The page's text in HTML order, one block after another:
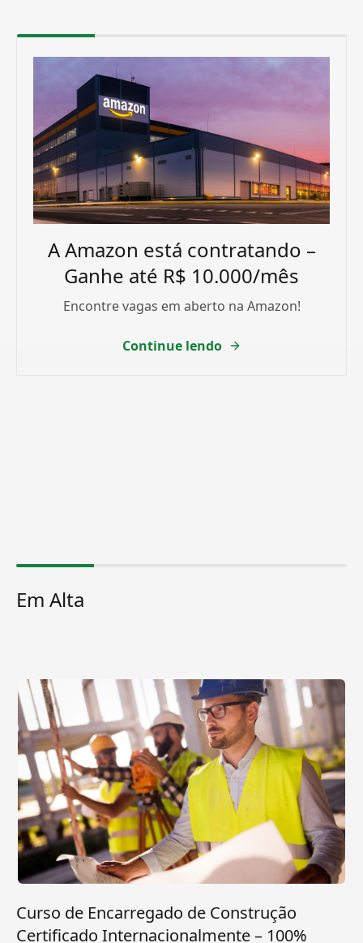
A Amazon está contratando –
Ganhe até R$ 10.000/mês
Encontre vagas em aberto na Amazon!
Continue lendo
Em Alta
Curso de Encarregado de Construção
Certificado Internacionalmente – 100%